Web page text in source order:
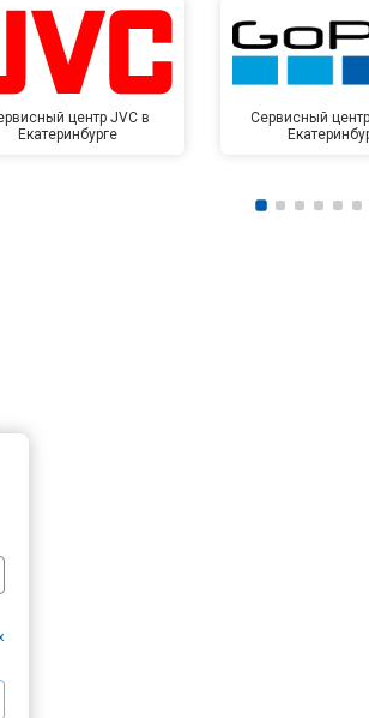
центр JVC в
Екатеринбурге
Сервисный